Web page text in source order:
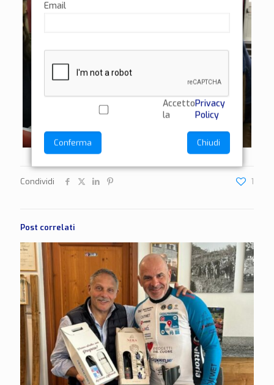
Condividi 1
Post correlati
Email
Accetto
la
Privacy
Policy
Conferma Chiudi